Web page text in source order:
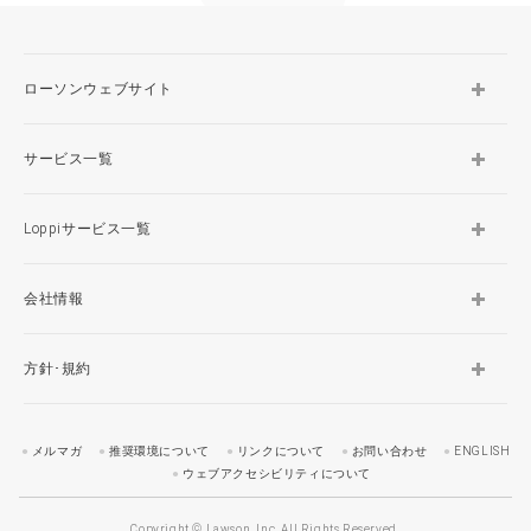
ローソンウェブサイト
サービス一覧
Loppiサービス一覧
会社情報
方針･規約
メルマガ 推奨環境について リンクについて お問い合わせ
ENGLISH
ウェブアクセシビリティについて